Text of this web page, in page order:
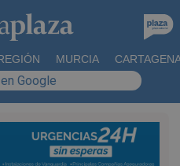
MURCIA
Google